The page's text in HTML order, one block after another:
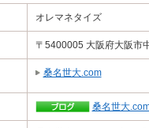
オレマネタイズ
〒5400005 大阪府大阪市
桑名世大.com
桑名世大